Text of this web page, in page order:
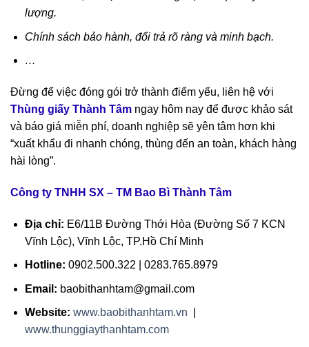
lượng.
Chính sách bảo hành, đổi trả rõ ràng và minh bạch.
…
Đừng để việc đóng gói trở thành điểm yếu, liên hệ với
Thùng giấy Thành Tâm ngay hôm nay để được khảo sát
và báo giá miễn phí, doanh nghiệp sẽ yên tâm hơn khi
“xuất khẩu đi nhanh chóng, thùng đến an toàn, khách hàng
hài lòng”.
Công ty TNHH SX – TM Bao Bì Thành Tâm
Địa chỉ: E6/11B Đường Thới Hòa (Đường Số 7 KCN
Vĩnh Lộc), Vĩnh Lộc, TP.Hồ Chí Minh
Hotline: 0902.500.322 | 0283.765.8979
Email: baobithanhtam@gmail.com
Website: www.baobithanhtam.vn
www.thunggiaythanhtam.com